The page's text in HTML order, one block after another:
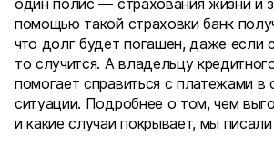
один полис — страхования жизни и
помощью такой страховки банк
что долг будет погашен, даже если
то случится. А владельцу
помогает справиться с платежами в
ситуации. Подробнее о том, чем
и какие случаи покрывает, мы